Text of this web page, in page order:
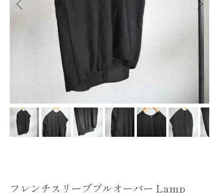
フレンチスリーブプルオーバー Lamp